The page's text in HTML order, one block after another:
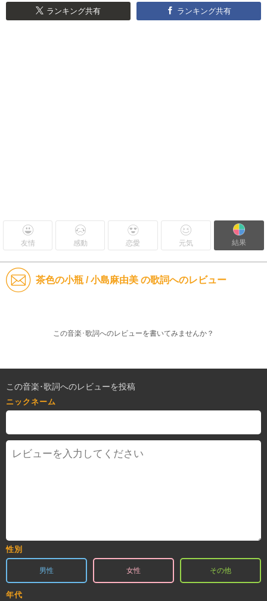
ランキング共有 ランキング共有
友情 感動 恋愛 元気 結果
茶色の小瓶 / 小島麻由美 の歌詞へのレビュー
この音楽･歌詞へのレビューを書いてみませんか？
この音楽･歌詞へのレビューを投稿
ニックネーム
性別
男性 女性 その他
年代